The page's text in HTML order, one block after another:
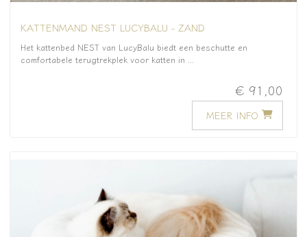
KATTENMAND NEST LUCYBALU - ZAND
Het kattenbed NEST van LucyBalu biedt een beschutte en
comfortabele terugtrekplek voor katten in ...
€ 91,00
MEER INFO